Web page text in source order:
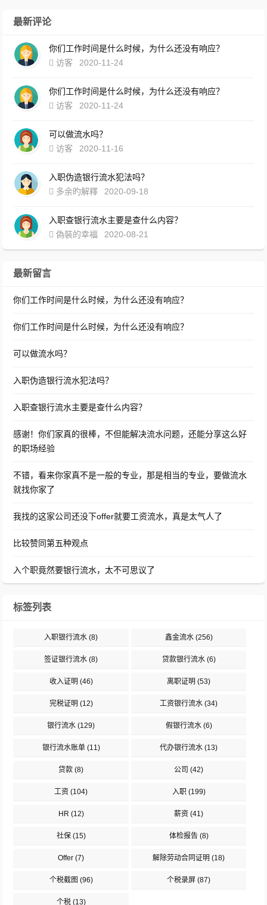
最新评论
你们工作时间是什么时候，为什么还没有响应？
访客
2020-11-24
你们工作时间是什么时候，为什么还没有响应？
访客
2020-11-24
可以做流水吗？
访客
2020-11-16
入职伪造银行流水犯法吗？
多余旳解釋
2020-09-18
入职查银行流水主要是查什么内容？
偽裝的幸福
2020-08-21
最新留言
你们工作时间是什么时候，为什么还没有响应？
你们工作时间是什么时候，为什么还没有响应？
可以做流水吗？
入职伪造银行流水犯法吗？
入职查银行流水主要是查什么内容？
感谢！你们家真的很棒，不但能解决流水问题，还能分享这么好
的职场经验
不错，看来你家真不是一般的专业，那是相当的专业，要做流水
就找你家了
我找的这家公司还没下offer就要工资流水，真是太气人了
比较赞同第五种观点
入个职竟然要银行流水，太不可思议了
标签列表
入职银行流水 (8) 鑫金流水(256)
签证银行流水 (8) 贷款银行流水(6)
收入证明 (46) 离职证明 (53)
完税证明 (12) 工资银行流水 (34)
银行流水 (129) 假银行流水(6)
银行流水账单(11) 代办银行流水 (13)
贷款 (8) 公司 (42)
工资 (104) 入职 (199)
HR (12) 薪资 (41)
社保(15) 体检报告(8)
Offer (7) 解除劳动合同证明 (18)
个税截图 (96) 个税录屏 (87)
个税(13)